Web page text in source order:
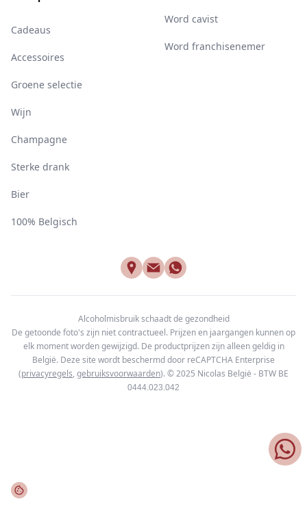
Cadeaus
Accessoires
Groene selectie
Wijn
Champagne
Sterke drank
Bier
100% Belgisch
Word cavist
Word franchisenemer
Alcoholmisbruik schaadt de gezondheid
De getoonde foto's zijn niet contractueel. Prijzen en jaargangen kunnen op
elk moment worden gewijzigd. De productprijzen zijn alleen geldig in
België. Deze site wordt beschermd door reCAPTCHA Enterprise
(privacyregels, gebruiksvoorwaarden). © 2025 Nicolas België - BTW BE
0444.023.042